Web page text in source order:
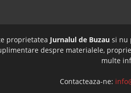
proprietatea Jurnalul de Buzau si nu
despre materialele,
multe
Contacteaza-ne: